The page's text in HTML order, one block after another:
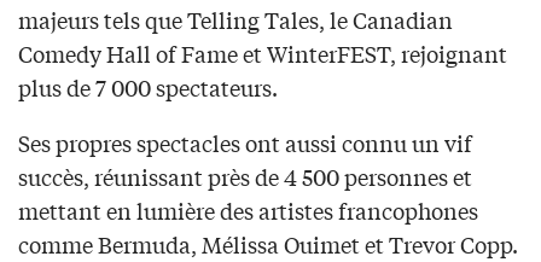
majeurs tels que Telling Tales, le Canadian
Comedy Hall of Fame et WinterFEST, rejoignant
plus de 7 000 spectateurs.
Ses propres spectacles ont aussi connu un vif
succès, réunissant près de 4 500 personnes et
mettant en lumière des artistes francophones
comme Bermuda, Mélissa Ouimet et Trevor Copp.